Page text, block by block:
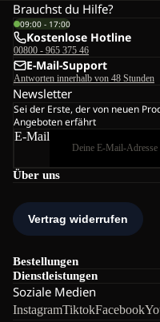
Über uns
Bestellungen
Dienstleistungen
Soziale Medien
InstagramTiktokFacebook
Brauchst du Hilfe?
09:00 - 17:00
Kostenlose Hotline
00800 - 965 375 46
E-Mail-Support
Antworten innerhalb von 48 Stunden
Newsletter
Sei der Erste, der von neuen
Angeboten erfährt
E-Mail